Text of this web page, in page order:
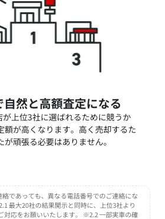
然と高額査定になる
上位3社に選ばれるために競うか
額が高くなります。高く売却するた
が頑張る必要はありません。
であっても、異なる電話番号でのご連絡にな
最大20社の結果開示と同時に、上位3社より
対応をお願いいたします。 ※2.2 一部実車の確